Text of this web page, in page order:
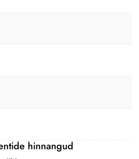
hinnangud